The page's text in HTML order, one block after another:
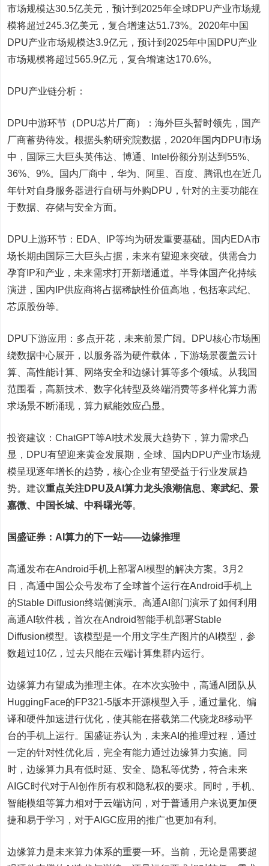
市场规模达30.5亿美元，预计到2025年全球DPU产业市场规
模将超过245.3亿美元，复合增速达51.73%。2020年中国
DPU产业市场规模达3.9亿元，预计到2025年中国DPU产业
市场规模将超过565.9亿元，复合增速达170.6%。
DPU产业链分析：
DPU中游环节（DPU芯片厂商）：海外巨头暂时领先，国产
厂商蓄势待发。根据头豹研究院数据，2020年国内DPU市场
中，国际三大巨头英伟达、博通、Intel份额分别达到55%、
36%、9%。国内厂商中，华为、阿里、百度、腾讯也在近几
年针对自身服务器进行自研与外购DPU，针对的主要功能在
于数据、存储与安全方面。
DPU上游环节：EDA、IP等均为研发重要基础。国内EDA市
场长期由国际三大巨头占据，未来有望迎来突破。供需合力
孕育IP和产业，未来需求打开新增通道。半导体国产化持续
演进，国内IP供应商将占据稀缺性价值高地，包括寒武纪、
芯原股份等。
DPU下游应用：多点开花，未来前景广阔。DPU核心市场围
绕数据中心展开，以服务器为硬件载体，下游场景覆盖云计
算、高性能计算、网络安全和边缘计算等多个领域。从我国
范围看，高新技术、数字化转型及终端消费等多样化算力需
求场景不断涌现，算力赋能效应凸显。
投资建议：ChatGPT等AI技术发展大趋势下，算力需求凸
显，DPU有望迎来黄金发展期，全球、国内DPU产业市场规
模呈现逐年增长的趋势，核心企业有望受益于行业发展趋
势。建议重点关注DPU及AI算力龙头浪潮信息、寒武纪、景
嘉微、中国长城、中科曙光等。
国盛证券：AI算力的下一站——边缘推理
高通发布在Android手机上部署AI模型的解决方案。3月2
日，高通中国公众号发布了全球首个运行在Android手机上
的Stable Diffusion终端侧演示。高通AI部门演示了如何利用
高通AI软件栈，首次在Android智能手机部署Stable
Diffusion模型。该模型是一个用文字生产图片的AI模型，参
数超过10亿，过去只能在云端计算集群内运行。
边缘算力有望成为推理主体。在本次实验中，高通AI团队从
HuggingFace的FP321-5版本开源模型入手，通过量化、编
译和硬件加速进行优化，使其能在搭载第二代骁龙8移动平
台的手机上运行。国盛证券认为，未来AI的推理过程，通过
一定的针对性优化后，完全有能力通过边缘算力实施。同
时，边缘算力具有低时延、安全、隐私等优势，符合未来
AIGC时代对于AI创作所有权和隐私权的要求。同时，手机、
智能模组等算力相对于云端访问，对于普通用户来说更加便
捷和易于学习，对于AIGC应用的推广也更加有利。
边缘算力是未来算力体系的重要一环。当前，无论是需要超